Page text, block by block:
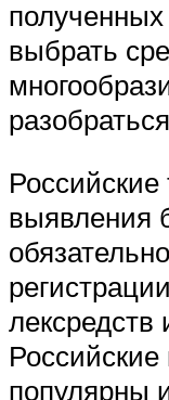
полученных
выбрать
выявления
лексредств
популярны